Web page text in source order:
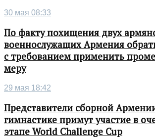
30 мая 08:33
По факту похищения двух
военнослужащих Армения
с требованием применить
меру
29 мая 18:42
Представители сборной
гимнастике примут участие в
этапе World Challenge Cup